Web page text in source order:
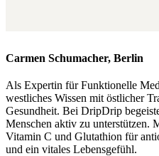
Carmen Schumacher, Berlin
Als Expertin für Funktionelle
westliches Wissen mit östlicher
Gesundheit. Bei DripDrip
Menschen aktiv zu
Vitamin C und Glutathion für
und ein vitales Lebensgefühl.